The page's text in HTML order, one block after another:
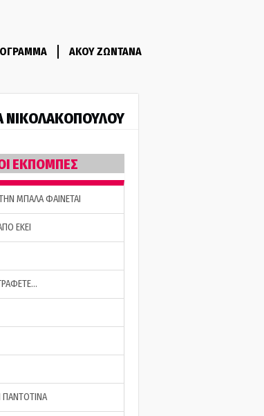
ΑΚΟΥ ΖΩΝΤΑΝΑ
ΝΙΚΟΛΑΚΟΠΟΥΛΟΥ
ΕΚΠΟΜΠΕΣ
ΜΠΑΛΑ ΦΑΙΝΕΤΑΙ
ΕΚΕΙ
ΠΑΝΤΟΤΙΝΑ